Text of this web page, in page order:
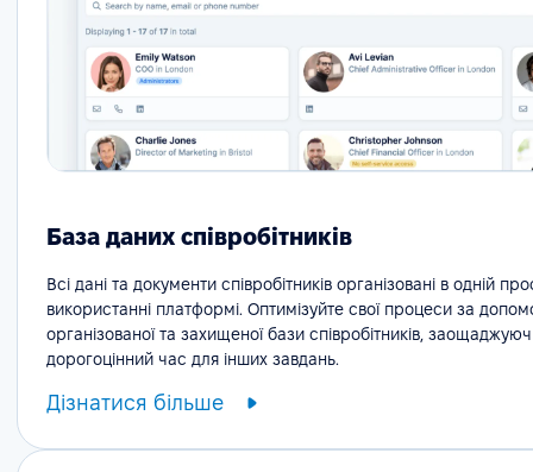
База даних співробітників
Всі дані та документи співробітників організовані в одній
використанні платформі. Оптимізуйте свої процеси за
організованої та захищеної бази співробітників,
дорогоцінний час для інших завдань.
Дізнатися більше